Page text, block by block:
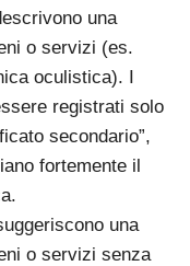
una
o servizi (es.
oculistica). I
registrati solo
secondario”,
fortemente il
una
o servizi senza